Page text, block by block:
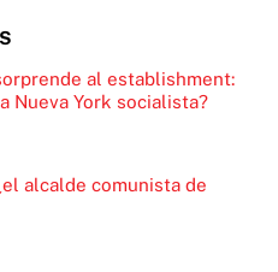
al establishment:
Nueva York socialista?
alcalde comunista de